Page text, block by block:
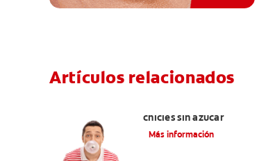
Artículos relacionados
chicles sin azúcar
Más información